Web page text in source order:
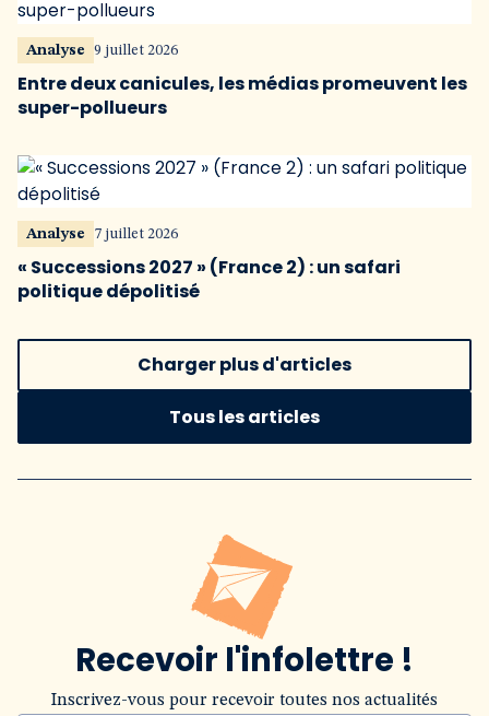
Analyse 9 juillet 2026
Entre deux canicules, les médias promeuvent les
super-pollueurs
Analyse 7 juillet 2026
« Successions 2027 » (France 2) : un safari
politique dépolitisé
Charger plus d'articles
Tous les articles
Recevoir l'infolettre !
Inscrivez-vous pour recevoir toutes nos actualités